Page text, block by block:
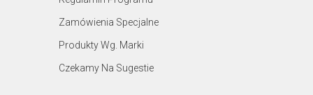
Zamówienia Specjalne
Produkty Wg. Marki
Czekamy Na Sugestie